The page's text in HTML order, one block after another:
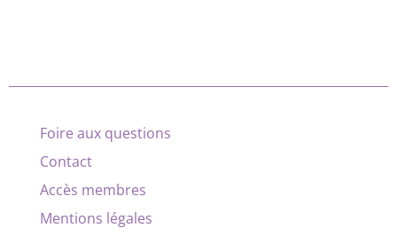
Foire aux questions
Contact
Accès membres
Mentions légales